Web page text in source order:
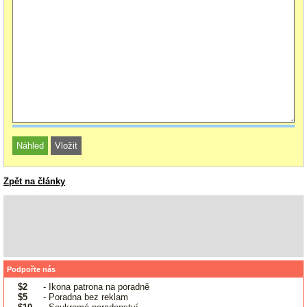
Zpět na články
Podpořte nás
$2
- Ikona patrona na poradně
$5
- Poradna bez reklam